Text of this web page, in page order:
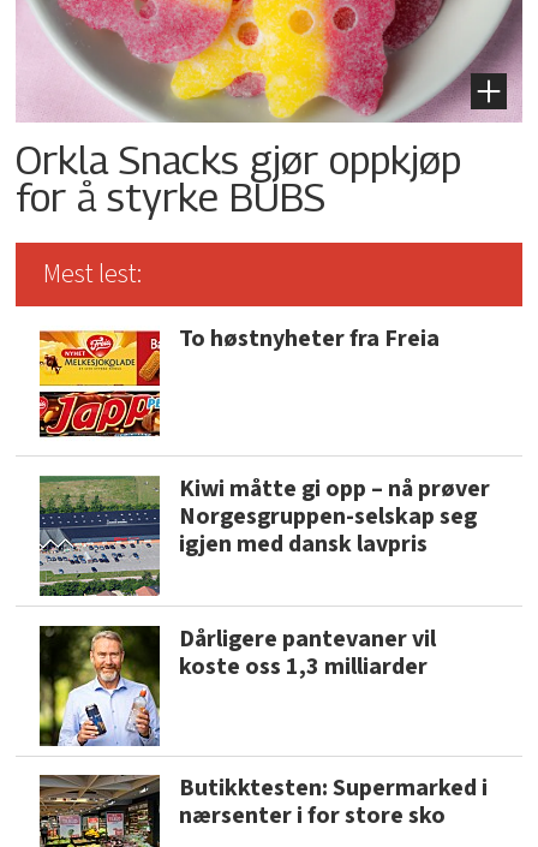
Orkla Snacks gjør oppkjøp
for å styrke BUBS
Mest lest:
To høstnyheter fra Freia
Kiwi måtte gi opp – nå prøver
Norgesgruppen-selskap seg
igjen med dansk lavpris
Dårligere pantevaner vil
koste oss 1,3 milliarder
Butikktesten: Supermarked i
nærsenter i for store sko